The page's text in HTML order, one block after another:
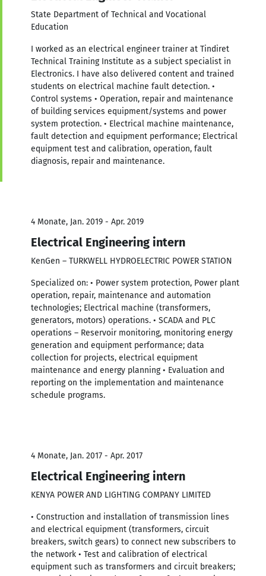
State Department of Technical and Vocational
Education
I worked as an electrical engineer trainer at Tindiret
Technical Training Institute as a subject specialist in
Electronics. I have also delivered content and trained
students on electrical machine fault detection. •
Control systems • Operation, repair and maintenance
of building services equipment/systems and power
system protection. • Electrical machine maintenance,
fault detection and equipment performance; Electrical
equipment test and calibration, operation, fault
diagnosis, repair and maintenance.
4 Monate, Jan. 2019 - Apr. 2019
Electrical Engineering intern
KenGen – TURKWELL HYDROELECTRIC POWER STATION
Specialized on: • Power system protection, Power plant
operation, repair, maintenance and automation
technologies; Electrical machine (transformers,
generators, motors) operations. • SCADA and PLC
operations – Reservoir monitoring, monitoring energy
generation and equipment performance; data
collection for projects, electrical equipment
maintenance and energy planning • Evaluation and
reporting on the implementation and maintenance
schedule programs.
4 Monate, Jan. 2017 - Apr. 2017
Electrical Engineering intern
KENYA POWER AND LIGHTING COMPANY LIMITED
• Construction and installation of transmission lines
and electrical equipment (transformers, circuit
breakers, switch gears) to connect new subscribers to
the network • Test and calibration of electrical
equipment such as transformers and circuit breakers;